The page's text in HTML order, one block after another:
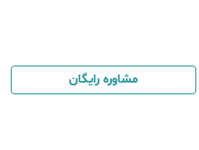
مشاوره رایگان